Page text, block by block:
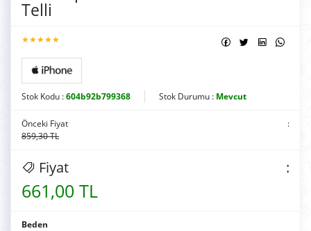
Telli
★★★★★
Stok Kodu :604b92b799368 Stok Durumu : Mevcut
Önceki Fiyat
:
859,30 TL
Fiyat :
661,00 TL
Beden